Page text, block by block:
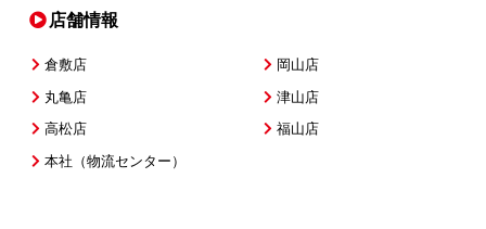
店舗情報
倉敷店
丸亀店
高松店
本社（物流センター）
岡山店
津山店
福山店